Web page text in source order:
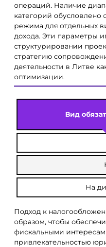
операций. Наличие
категорий обусловлено
режима для отдельных
дохода. Эти параметры
структурировании
стратегию
деятельности в Литве
оптимизации.
Вид
На
Подход к
образом, чтобы
фискальными
привлекательностью